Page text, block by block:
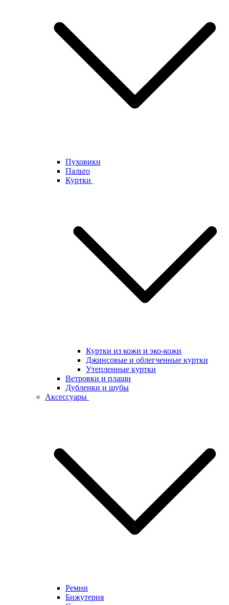
Пуховики
Пальто
Куртки
Куртки из кожи и эко-кожи
Джинсовые и облегченные куртки
Утепленные куртки
Ветровки и плащи
Дубленки и шубы
Аксессуары
Ремни
Бижутерия